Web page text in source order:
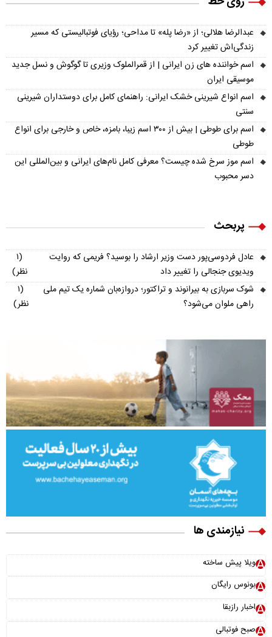
عبدالرضا هلالی؛ از «رضا پله» تا مداحی؛ رؤیای فوتبالیستی که مسیر
زندگی‌اش تغییر کرد
اسم خواننده های زن ایرانی | از قمرالملوک وزیری تا گوگوش و نسل جدید
موسیقی ایران
اسم انواع شیرینی خشک ایرانی: راهنمای کامل برای دوستداران شیرینی
سنتی
اسم برای طوطی | بیش از ۳۰۰ اسم زیبا، بامزه، خاص و خارجی برای انواع
طوطی
اسم موز سرخ شده چیست؟ معرفی کامل نام‌های ایرانی و بین‌المللی این
دسر محبوب
پربحث
عادل فردوسی‌پور دست وزیر ارشاد را بوسید؟ فریمی که روایت
ویدیوی جنجالی را تغییر داد
(۱
نظر)
شوک سربازی به بیرانوند و تراکتور؛ دروازه‌بان شماره یک تیم ملی
راهی ملوان می‌شود؟
(۱
نظر)
نیازمندی ها
ویلا پیش ساخته
بونوس رایگان
اخبار رازبقا
صبح فوتبالی